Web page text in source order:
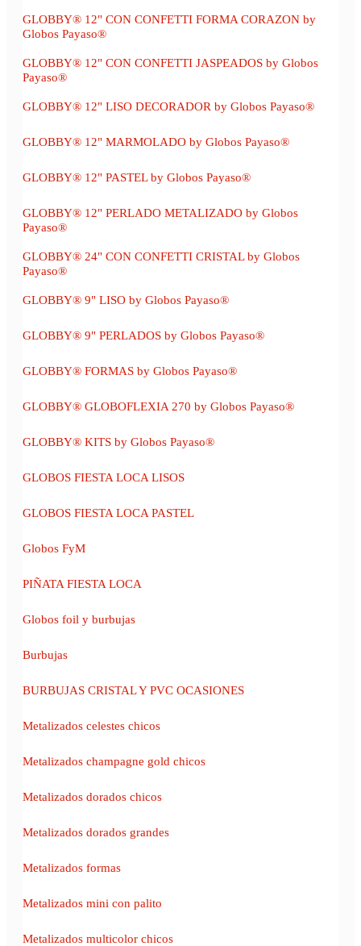
GLOBBY® 12" CON CONFETTI FORMA CORAZON by
Globos Payaso®
GLOBBY® 12" CON CONFETTI JASPEADOS by Globos
Payaso®
GLOBBY® 12" LISO DECORADOR by Globos Payaso®
GLOBBY® 12" MARMOLADO by Globos Payaso®
GLOBBY® 12" PASTEL by Globos Payaso®
GLOBBY® 12" PERLADO METALIZADO by Globos
Payaso®
GLOBBY® 24" CON CONFETTI CRISTAL by Globos
Payaso®
GLOBBY® 9" LISO by Globos Payaso®
GLOBBY® 9" PERLADOS by Globos Payaso®
GLOBBY® FORMAS by Globos Payaso®
GLOBBY® GLOBOFLEXIA 270 by Globos Payaso®
GLOBBY® KITS by Globos Payaso®
GLOBOS FIESTA LOCA LISOS
GLOBOS FIESTA LOCA PASTEL
Globos FyM
PIÑATA FIESTA LOCA
Globos foil y burbujas
Burbujas
BURBUJAS CRISTAL Y PVC OCASIONES
Metalizados celestes chicos
Metalizados champagne gold chicos
Metalizados dorados chicos
Metalizados dorados grandes
Metalizados formas
Metalizados mini con palito
Metalizados multicolor chicos